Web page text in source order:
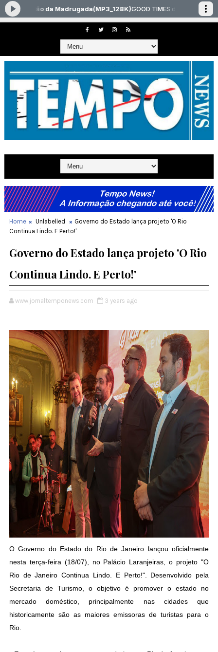
Home Unlabelled
Governo do Estado lança projeto 'O Rio
Continua Lindo. E Perto!'
Governo do Estado lança projeto 'O Rio
Continua Lindo. E Perto!'
www.jornaltemponews.com 3 years ago
O Governo do Estado do Rio de Janeiro lançou oficialmente
nesta terça-feira (18/07), no Palácio Laranjeiras, o projeto "O
Rio de Janeiro Continua Lindo. E Perto!". Desenvolvido pela
Secretaria de Turismo, o objetivo é promover o estado no
mercado doméstico, principalmente nas cidades que
historicamente são as maiores emissoras de turistas para o
Rio.